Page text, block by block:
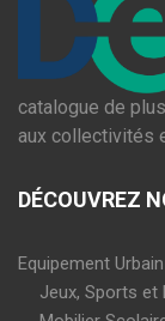
catalogue de
aux collectivités
DÉCOUVREZ
Equipement Urbain
Jeux, Sports et